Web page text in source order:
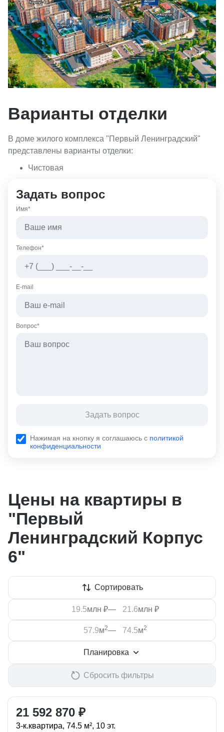
Варианты отделки
В доме жилого комплекса "Первый Ленинградский"
представлены варианты отделки:
Чистовая
Задать вопрос
Имя*
Телефон*
E-mail
Вопрос*
Задать вопрос
Нажимая на кнопку я соглашаюсь с политикой
конфиденциальности
Цены на квартиры в
"Первый
Ленинградский Корпус
6"
Сортировать
млн ₽— млн ₽
м2— м2
Планировка
Сбросить фильтры
21 592 870 ₽
3-к.квартира, 74.5 м², 10 эт.